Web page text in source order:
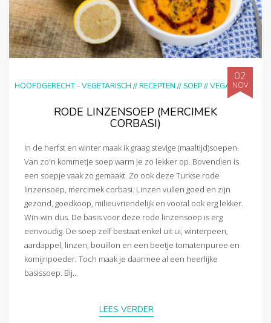
HOOFDGERECHT - VEGETARISCH //RECEPTEN //SOEP//VEGAN
02
NOV
RODE LINZENSOEP (MERCIMEK
CORBASI)
In de herfst en winter maak ik graag stevige (maaltijd)soepen.
Van zo'n kommetje soep warm je zo lekker op. Bovendien is
een soepje vaak zo gemaakt. Zo ook deze Turkse rode
linzensoep, mercimek corbasi. Linzen vullen goed en zijn
gezond, goedkoop, milieuvriendelijk en vooral ook erg lekker.
Win-win dus. De basis voor deze rode linzensoep is erg
eenvoudig. De soep zelf bestaat enkel uit ui, winterpeen,
aardappel, linzen, bouillon en een beetje tomatenpuree en
komijnpoeder. Toch maak je daarmee al een heerlijke
basissoep. Bij...
LEES VERDER